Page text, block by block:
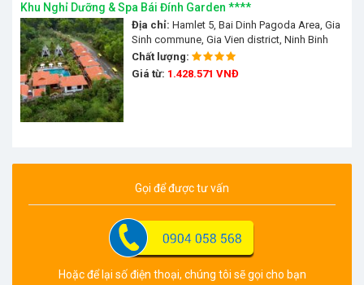
Khu Nghỉ Dưỡng & Spa Bái Đính Garden ****
Địa chỉ:Hamlet 5, Bai Dinh Pagoda Area, Gia
Sinh commune, Gia Vien district, Ninh Binh
Province, Huyện Gia Viễn, Ninh Bình, Việt Nam
Chất lượng:
Giá từ: 1.428.571 VNĐ
Gọi để được tư vấn
Hoặc để lại số điện thoại, chúng tôi sẽ gọi cho bạn